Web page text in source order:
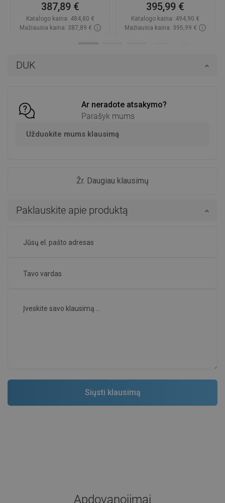
DUK
Ar neradote atsakymo?
Parašyk mums
Užduokite mums klausimą
Žr. Daugiau klausimų
Paklauskite apie produktą
387,89 €
Katalogo kaina: 484,80 €
Mažiausia kaina: 387,89 €
395,99 €
Katalogo kaina: 494,90 €
Mažiausia kaina: 395,99 €
Apdovanojimai